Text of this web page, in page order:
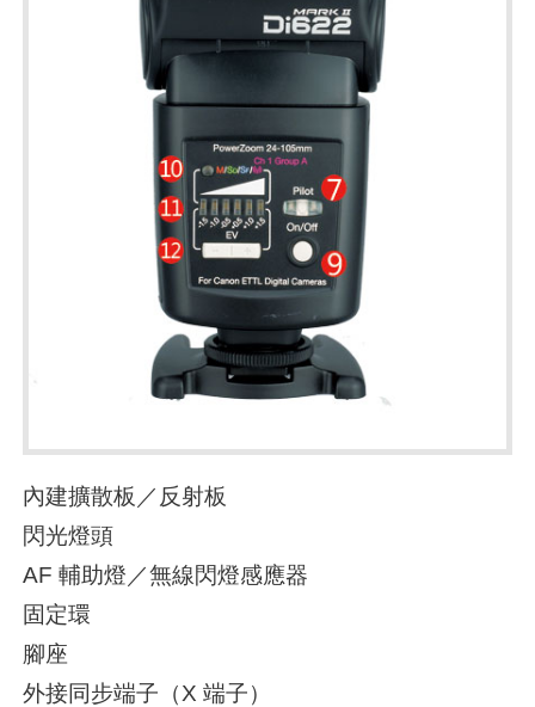
內建擴散板／反射板
閃光燈頭
AF 輔助燈／無線閃燈感應器
固定環
腳座
外接同步端子（X 端子）